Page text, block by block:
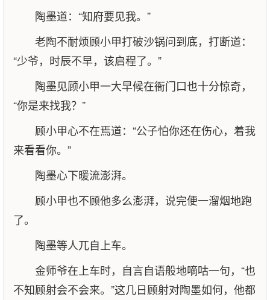
陶墨道：“知府要见我。”
老陶不耐烦顾小甲打破沙锅问到底，打断道：
“少爷，时辰不早，该启程了。”
陶墨见顾小甲一大早候在衙门口也十分惊奇，
“你是来找我？”
顾小甲心不在焉道：“公子怕你还在伤心，着我
来看看你。”
陶墨心下暖流澎湃。
顾小甲也不顾他多么澎湃，说完便一溜烟地跑
了。
陶墨等人兀自上车。
金师爷在上车时，自言自语般地嘀咕一句，“也
不知顾射会不会来。”这几日顾射对陶墨如何，他都